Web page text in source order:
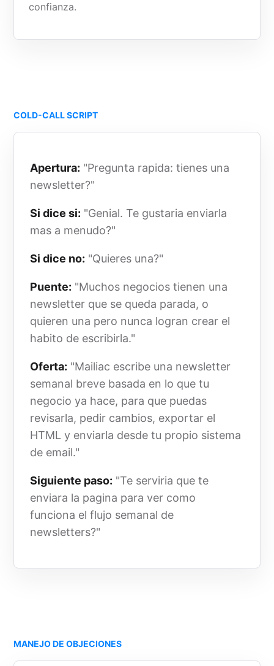
confianza.
COLD-CALL SCRIPT
Apertura: "Pregunta rapida: tienes una
newsletter?"
Si dice si: "Genial. Te gustaria enviarla
mas a menudo?"
Si dice no: "Quieres una?"
Puente: "Muchos negocios tienen una
newsletter que se queda parada, o
quieren una pero nunca logran crear el
habito de escribirla."
Oferta: "Mailiac escribe una newsletter
semanal breve basada en lo que tu
negocio ya hace, para que puedas
revisarla, pedir cambios, exportar el
HTML y enviarla desde tu propio sistema
de email."
Siguiente paso: "Te serviria que te
enviara la pagina para ver como
funciona el flujo semanal de
newsletters?"
MANEJO DE OBJECIONES